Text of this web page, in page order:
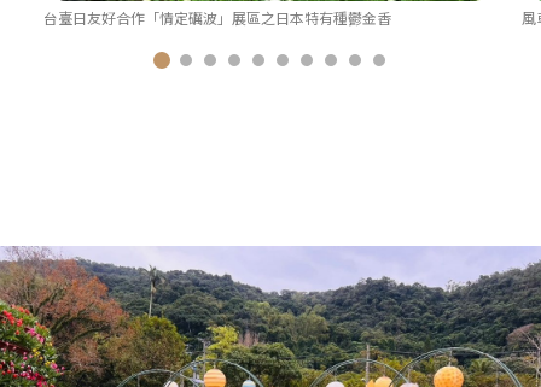
台臺日友好合作「情定礪波」展區之日本特有種鬱金香 風